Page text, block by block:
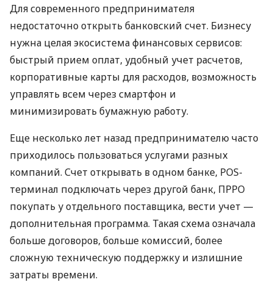
Для современного предпринимателя
недостаточно открыть банковский счет. Бизнесу
нужна целая экосистема финансовых сервисов:
быстрый прием оплат, удобный учет расчетов,
корпоративные карты для расходов, возможность
управлять всем через смартфон и
минимизировать бумажную работу.
Еще несколько лет назад предпринимателю часто
приходилось пользоваться услугами разных
компаний. Счет открывать в одном банке, POS-
терминал подключать через другой банк, ПРРО
покупать у отдельного поставщика, вести учет —
дополнительная программа. Такая схема означала
больше договоров, больше комиссий, более
сложную техническую поддержку и излишние
затраты времени.